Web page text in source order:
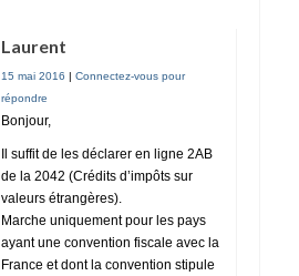
Laurent
15 mai 2016 | Connectez-vous pour
répondre
Bonjour,
Il suffit de les déclarer en ligne 2AB
de la 2042 (Crédits d’impôts sur
valeurs étrangères).
Marche uniquement pour les pays
ayant une convention fiscale avec la
France et dont la convention stipule